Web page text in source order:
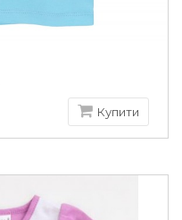
Купити